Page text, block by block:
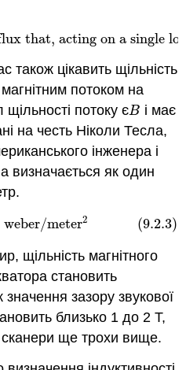
that, acting on a single
також цікавить щільність
магнітним потоком на
потоку єB
B і має
на честь Ніколи Тесла,
інженера і
визначається як один
weber/meter2 (9.2.3)
≡1weber/meter
щільність магнітного
становить
значення зазору звукової
близько 1 до 2 Т,
ще трохи вище.